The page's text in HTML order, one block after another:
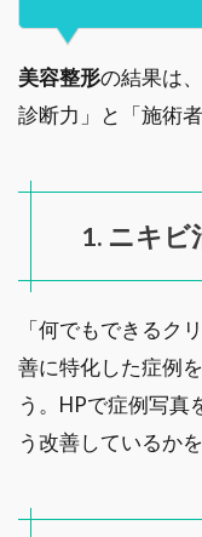
美容整形の結果は
診断力」と「施術
1. ニキビ
「何でもできるク
善に特化した症例
う。HPで症例写真
う改善しているか